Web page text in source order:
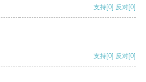
支持[0] 反对[0]
支持[0] 反对[0]